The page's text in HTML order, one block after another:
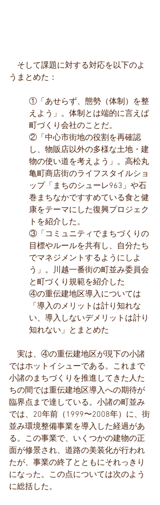
そして課題に対する対応を以下のよ
うまとめた：
①「あせらず、態勢（体制）を整
えよう」。体制とは端的に言えば
町づくり会社のことだ。
②「中心市街地の役割を再確認
し、物販店以外の多様な土地・建
物の使い道を考えよう」。高松丸
亀町商店街のライフスタイルショ
ップ「まちのシューレ963」や石
巻まちなかですすめている食と健
康をテーマにした復興プロジェク
トを紹介した。
③「コミュニティでまちづくりの
目標やルールを共有し、自分たち
でマネジメントするようにしよ
う」。川越一番街の町並み委員会
と町づくり規範を紹介した
④の重伝建地区導入については
「導入のメリットは計り知れな
い、導入しないデメリットは計り
知れない」とまとめた
実は、④の重伝建地区が現下の小諸
ではホットイシューである。これまで
小諸のまちづくりを推進してきた人た
ちの間では重伝建地区導入への期待が
臨界点まで達している。小諸の町並み
では、20年前（1999〜2008年）に、街
並み環境整備事業を導入した経過があ
る。この事業で、いくつかの建物の正
面が修景され、道路の美装化が行われ
たが、事業の終了とともにそれっきり
になった。この点については次のよう
に総括した。